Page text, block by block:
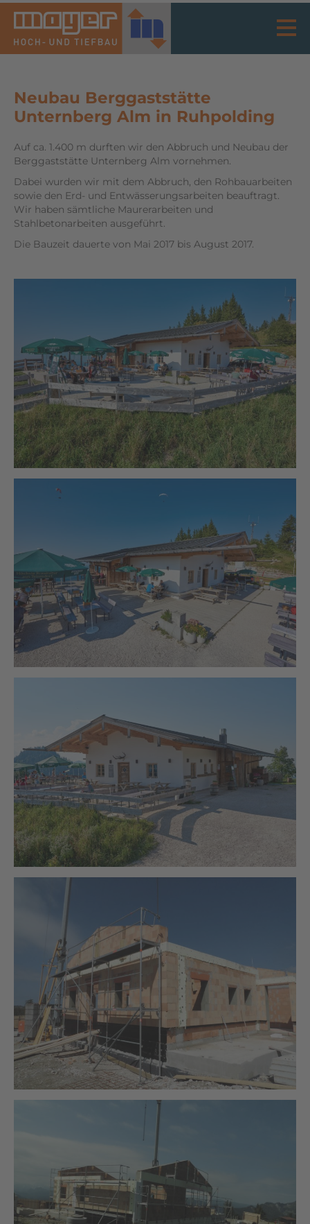
Neubau Berggaststätte
Unternberg Alm in Ruhpolding
Auf ca. 1.400 m durften wir den Abbruch und Neubau der
Berggaststätte Unternberg Alm vornehmen.
Dabei wurden wir mit dem Abbruch, den Rohbauarbeiten
sowie den Erd- und Entwässerungsarbeiten beauftragt.
Wir haben sämtliche Maurerarbeiten und
Stahlbetonarbeiten ausgeführt.
Die Bauzeit dauerte von Mai 2017 bis August 2017.